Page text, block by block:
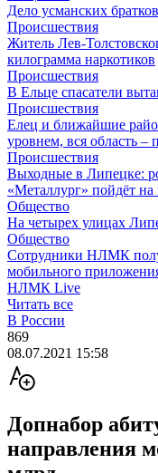
Дело усманских
Происшествия
Житель Лев-
килограмма наркотиков
Происшествия
В Ельце спасатели
Происшествия
Елец и ближайшие
уровнем, вся область –
Происшествия
Выходные в Липецке:
«Металлург» пойдёт
Общество
На четырех улицах
Общество
Сотрудники НЛМК
мобильного
НЛМК Live
Читать все
В России
869
08.07.2021 15:58
Допнабор
направления